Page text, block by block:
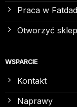
Praca w
Otworzyć
WSPARCIE
Kontakt
Naprawy